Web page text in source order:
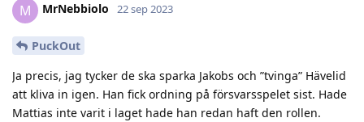
M MrNebbiolo 22 sep 2023
PuckOut
Ja precis, jag tycker de ska sparka Jakobs och ”tvinga” Hävelid
att kliva in igen. Han fick ordning på försvarsspelet sist. Hade
Mattias inte varit i laget hade han redan haft den rollen.